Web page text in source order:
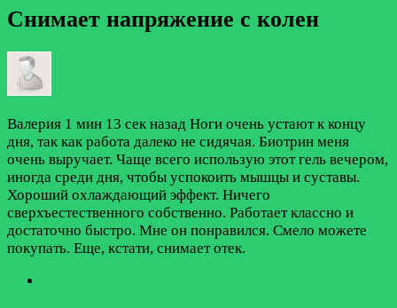
Снимает напряжение с колен
Валерия 1 мин 13 сек назад Ноги очень устают к концу
дня, так как работа далеко не сидячая. Биотрин меня
очень выручает. Чаще всего использую этот гель вечером,
иногда среди дня, чтобы успокоить мышцы и суставы.
Хороший охлаждающий эффект. Ничего
сверхъестественного собственно. Работает классно и
достаточно быстро. Мне он понравился. Смело можете
покупать. Еще, кстати, снимает отек.